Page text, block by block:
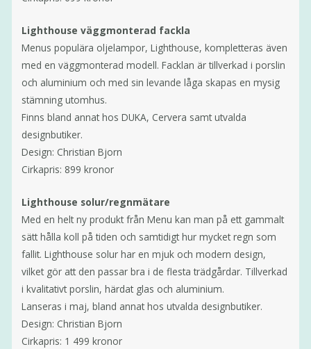
Lighthouse väggmonterad fackla
Menus populära oljelampor, Lighthouse, kompletteras även
med en väggmonterad modell. Facklan är tillverkad i porslin
och aluminium och med sin levande låga skapas en mysig
stämning utomhus.
Finns bland annat hos DUKA, Cervera samt utvalda
designbutiker.
Design: Christian Bjorn
Cirkapris: 899 kronor
Lighthouse solur/regnmätare
Med en helt ny produkt från Menu kan man på ett gammalt
sätt hålla koll på tiden och samtidigt hur mycket regn som
fallit. Lighthouse solur har en mjuk och modern design,
vilket gör att den passar bra i de flesta trädgårdar. Tillverkad
i kvalitativt porslin, härdat glas och aluminium.
Lanseras i maj, bland annat hos utvalda designbutiker.
Design: Christian Bjorn
Cirkapris: 1 499 kronor